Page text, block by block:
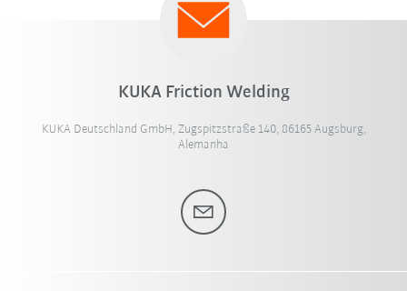
KUKA Friction Welding
KUKA Deutschland GmbH, Zugspitzstraße 140, 86165 Augsburg,
Alemanha